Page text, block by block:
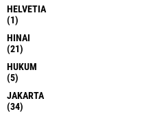
HELVETIA
(1)
HINAI
(21)
HUKUM
(5)
JAKARTA
(34)